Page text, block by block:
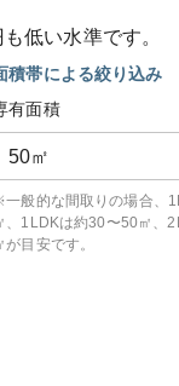
も低い水準です。
積帯による絞り込み
有面積
50㎡
般的な間取りの場合、
、1LDKは約30〜50㎡、
が目安です。